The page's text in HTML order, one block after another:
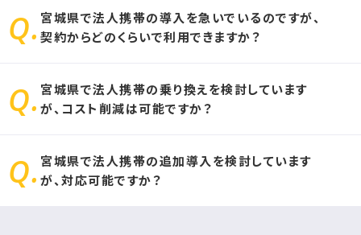
お客様のエリアにより、訪問不可能なエリアがございます。
その場合、オンライン商談にて法人携帯の導入プランをご提案致し
宮城県で法人携帯の導入を急いでいるのですが、
契約からどのくらいで利用できますか？
お申し込みをいただいてから、最短1日で法人携帯をご利用いただ
けます。
宮城県で法人携帯の乗り換えを検討しています
が、コスト削減は可能ですか？
他社docomo（ドコモ）・au（エーユー）など、ソフトバンク携帯以外
のキャリアをご利用の場合、法人携帯のコスト削減が可能です。
宮城県で法人携帯の追加導入を検討しています
が、対応可能ですか？